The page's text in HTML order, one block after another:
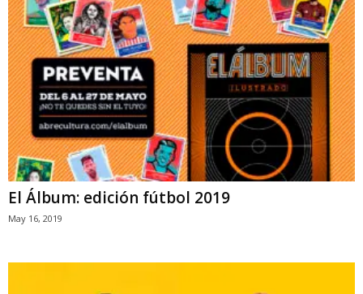
El Álbum: edición fútbol 2019
May 16, 2019